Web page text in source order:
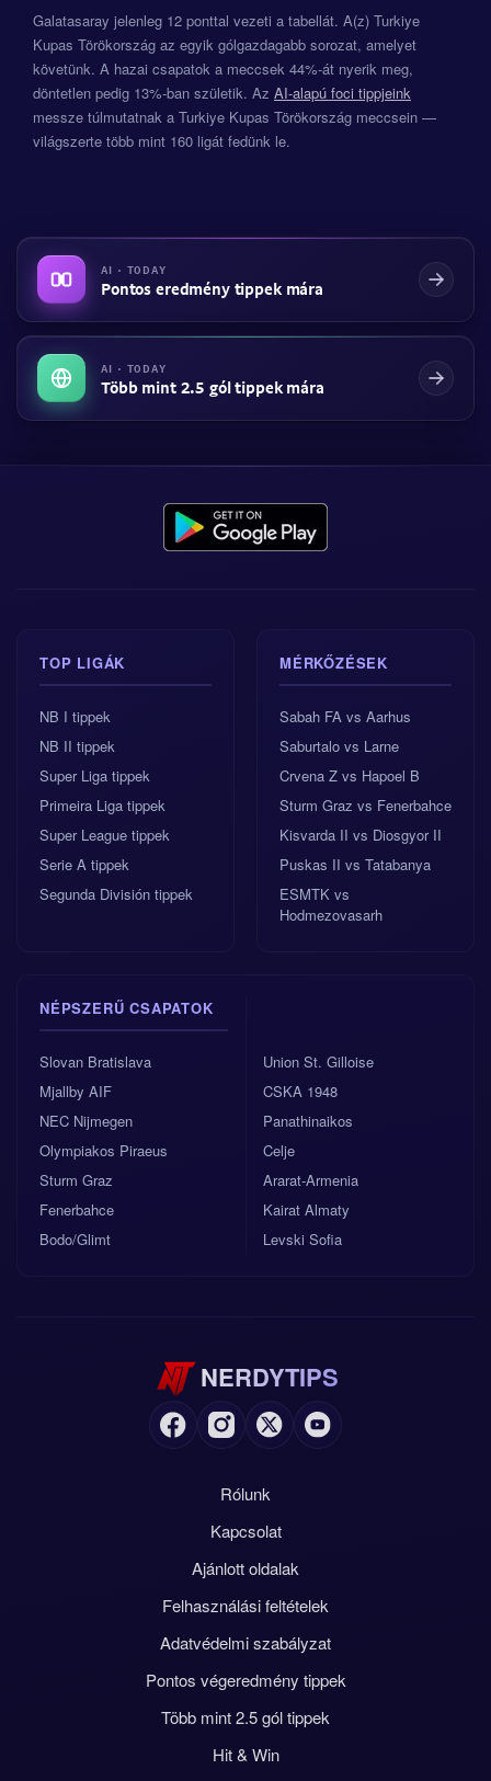
Galatasaray jelenleg 12 ponttal vezeti a tabellát. A(z) Turkiye
Kupas Törökország az egyik gólgazdagabb sorozat, amelyet
követünk. A hazai csapatok a meccsek 44%-át nyerik meg,
döntetlen pedig 13%-ban születik. Az AI-alapú foci tippjeink
messze túlmutatnak a Turkiye Kupas Törökország meccsein —
világszerte több mint 160 ligát fedünk le.
AI · TODAY
Pontos eredmény tippek mára
AI · TODAY
Több mint 2.5 gól tippek mára
TOP LIGÁK
NB I tippek
NB II tippek
Super Liga tippek
Primeira Liga tippek
Super League tippek
Serie A tippek
Segunda División tippek
MÉRKŐZÉSEK
Sabah FA vs Aarhus
Saburtalo vs Larne
Crvena Z vs Hapoel B
Sturm Graz vs Fenerbahce
Kisvarda II vs Diosgyor II
Puskas II vs Tatabanya
ESMTK vs
Hodmezovasarh
NÉPSZERŰ CSAPATOK
Slovan Bratislava
Mjallby AIF
NEC Nijmegen
Olympiakos Piraeus
Sturm Graz
Fenerbahce
Bodo/Glimt
Union St. Gilloise
CSKA 1948
Panathinaikos
Celje
Ararat-Armenia
Kairat Almaty
Levski Sofia
NERDYTIPS
Rólunk
Kapcsolat
Ajánlott oldalak
Felhasználási feltételek
Adatvédelmi szabályzat
Pontos végeredmény tippek
Több mint 2.5 gól tippek
Hit & Win